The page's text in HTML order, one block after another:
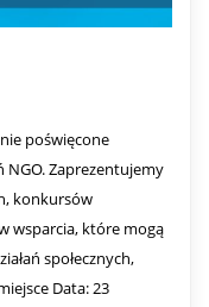
poświęcone
NGO. Zaprezentujemy
konkursów
wsparcia, które mogą
społecznych,
Data: 23